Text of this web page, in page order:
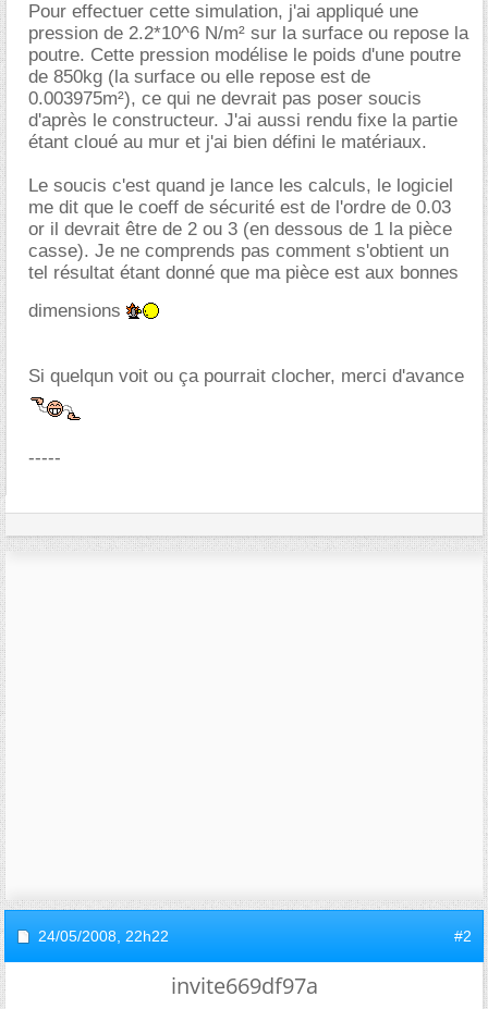
Pour effectuer cette simulation, j'ai appliqué une
pression de 2.2*10^6 N/m² sur la surface ou repose la
poutre. Cette pression modélise le poids d'une poutre
de 850kg (la surface ou elle repose est de
0.003975m²), ce qui ne devrait pas poser soucis
d'après le constructeur. J'ai aussi rendu fixe la partie
étant cloué au mur et j'ai bien défini le matériaux.
Le soucis c'est quand je lance les calculs, le logiciel
me dit que le coeff de sécurité est de l'ordre de 0.03
or il devrait être de 2 ou 3 (en dessous de 1 la pièce
casse). Je ne comprends pas comment s'obtient un
tel résultat étant donné que ma pièce est aux bonnes
dimensions
Si quelqun voit ou ça pourrait clocher, merci d'avance
-----
24/05/2008, 22h22 #2
invite669df97a